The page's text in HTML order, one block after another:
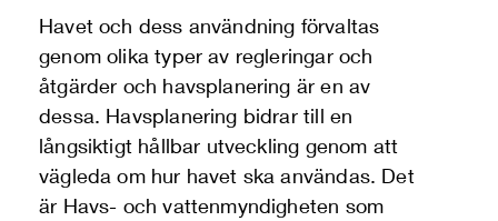
Havet och dess användning förvaltas
genom olika typer av regleringar och
åtgärder och havsplanering är en av
dessa. Havsplanering bidrar till en
långsiktigt hållbar utveckling genom att
vägleda om hur havet ska användas. Det
är Havs- och vattenmyndigheten som